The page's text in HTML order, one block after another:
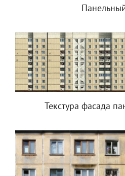
Текстура фасада